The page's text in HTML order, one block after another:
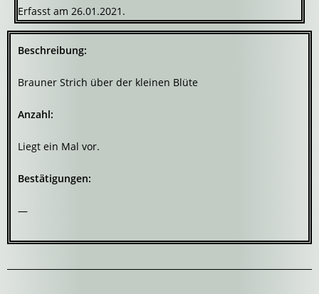
Erfasst am 26.01.2021.
Beschreibung:
Brauner Strich über der kleinen Blüte
Anzahl:
Liegt ein Mal vor.
Bestätigungen:
—